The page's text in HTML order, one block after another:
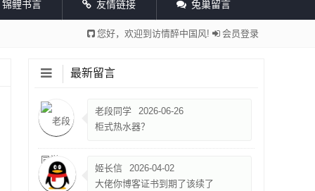
锦鲤书言 友情链接 兔巢留言
您好，欢迎到访情醉中国风! 会员登录
最新留言
老段同学
2026-06-26
柜式热水器？
姬长信
2026-04-02
大佬你博客证书到期了该续了